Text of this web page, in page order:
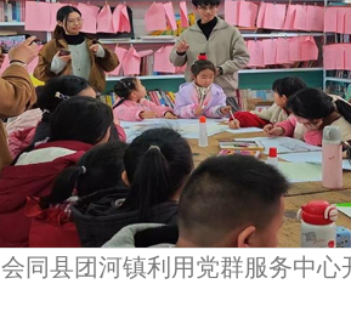
会同县团河镇利用党群服务中心